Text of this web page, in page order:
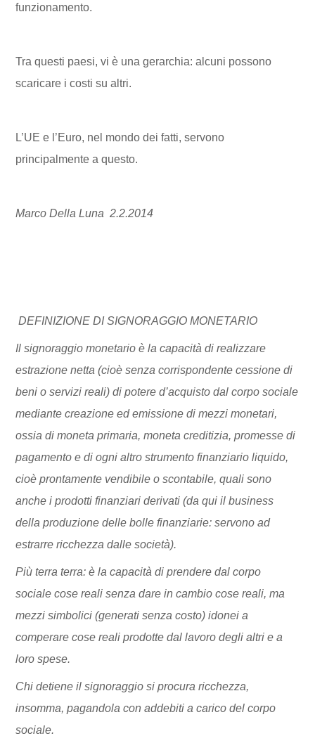
funzionamento.
Tra questi paesi, vi è una gerarchia: alcuni possono
scaricare i costi su altri.
L’UE e l’Euro, nel mondo dei fatti, servono
principalmente a questo.
Marco Della Luna 2.2.2014
DEFINIZIONE DI SIGNORAGGIO MONETARIO
Il signoraggio monetario è la capacità di realizzare
estrazione netta (cioè senza corrispondente cessione di
beni o servizi reali) di potere d’acquisto dal corpo sociale
mediante creazione ed emissione di mezzi monetari,
ossia di moneta primaria, moneta creditizia, promesse di
pagamento e di ogni altro strumento finanziario liquido,
cioè prontamente vendibile o scontabile, quali sono
anche i prodotti finanziari derivati (da qui il business
della produzione delle bolle finanziarie: servono ad
estrarre ricchezza dalle società).
Più terra terra: è la capacità di prendere dal corpo
sociale cose reali senza dare in cambio cose reali, ma
mezzi simbolici (generati senza costo) idonei a
comperare cose reali prodotte dal lavoro degli altri e a
loro spese.
Chi detiene il signoraggio si procura ricchezza,
insomma, pagandola con addebiti a carico del corpo
sociale.